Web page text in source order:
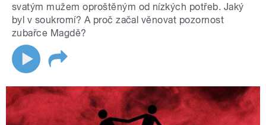
svatým mužem oproštěným od nízkých potřeb. Jaký
byl v soukromí? A proč začal věnovat pozornost
zubařce Magdě?